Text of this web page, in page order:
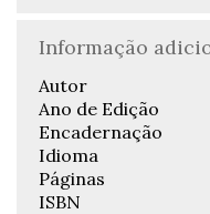
Informação
Autor
Ano de Edição
Encadernação
Idioma
Páginas
ISBN